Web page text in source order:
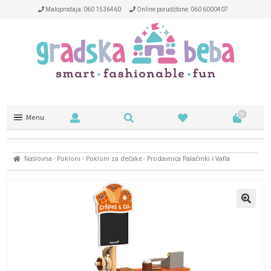
Maloprodaja: 060 1536460 Online porudžbine: 060 6000407
0
Menu
Trotineti i kacige
NA OTVORENOM
Naslovna Pokloni Pokloni za dečake Prodavnica Palačinki i Vafla